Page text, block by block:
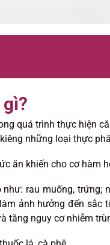
quá trình thực hiện
những loại thực
ăn khiến cho cơ hàm
rau muống,
ảnh hưởng đến
tăng nguy cơ nhiễm